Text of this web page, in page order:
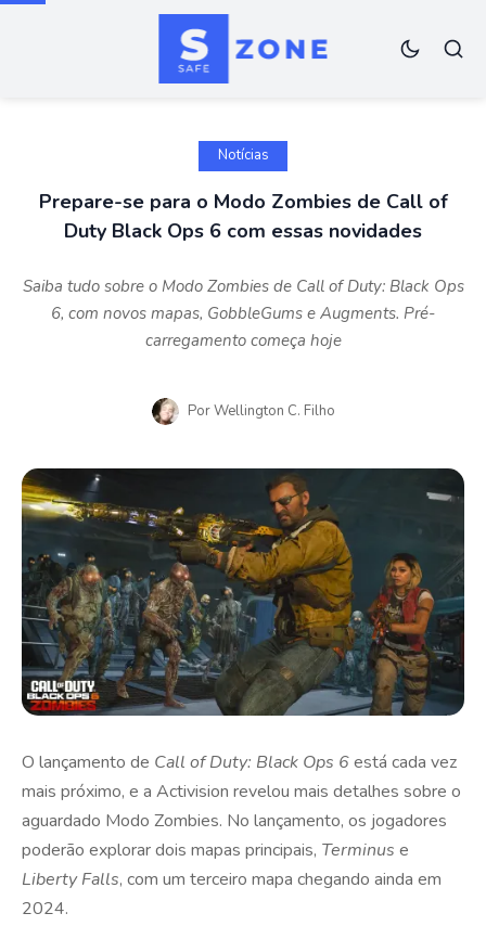
Notícias
Prepare-se para o Modo Zombies de Call of
Duty Black Ops 6 com essas novidades
Saiba tudo sobre o Modo Zombies de Call of Duty: Black Ops
6, com novos mapas, GobbleGums e Augments. Pré-
carregamento começa hoje
PorWellington C. Filho
O lançamento de Call of Duty: Black Ops 6está cada vez
mais próximo, e a Activision revelou mais detalhes sobre o
aguardado Modo Zombies. No lançamento, os jogadores
poderão explorar dois mapas principais, Terminus e
Liberty Falls, com um terceiro mapa chegando ainda em
2024.